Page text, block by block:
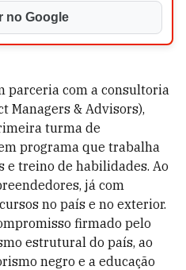
no Google
parceria com a consultoria
Managers & Advisors),
turma de
programa que trabalha
e treino de habilidades. Ao
já com
no país e no exterior.
firmado pelo
estrutural do país, ao
negro e a educação